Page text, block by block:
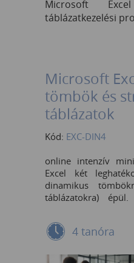
Microsoft
táblázatkezelési
Microsoft
tömbök és
táblázatok
Kód: EXC-DIN4
online intenzív
Excel két
dinamikus
táblázatokra)
nehézkes
gyors,
A cél a nyers adatok
4 tanóra